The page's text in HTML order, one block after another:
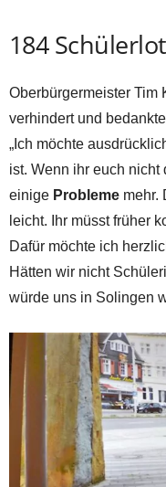
184
Oberbürgermeister Tim
verhindert und
„Ich möchte
ist. Wenn ihr euch
einige Probleme mehr.
leicht. Ihr müsst früher
Dafür möchte ich
Hätten wir nicht
würde uns in Solingen